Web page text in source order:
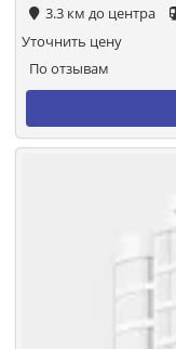
3.3 км до центра
По отзывам
Уточнить цену